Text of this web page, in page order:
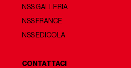
NSS GALLERIA
NSS FRANCE
NSS EDICOLA
CONTATTACI